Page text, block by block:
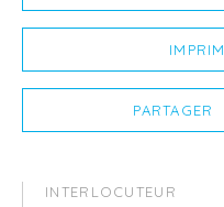
PARTAGER
INTERLOCUTEUR